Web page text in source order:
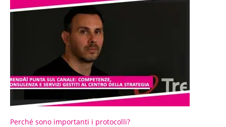
Perché sono importanti i protocolli?